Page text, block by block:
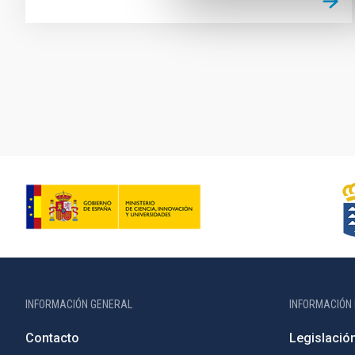
INFORMACIÓN GENERAL
Contacto
INFORMACIÓN